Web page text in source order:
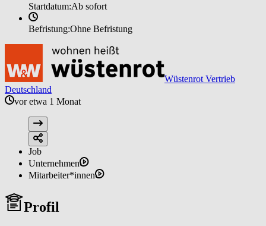
Startdatum:Ab sofort
Befristung:Ohne Befristung
Wüstenrot Vertrieb
Deutschland
vor etwa 1 Monat
Job
Unternehmen
Mitarbeiter*innen
Profil